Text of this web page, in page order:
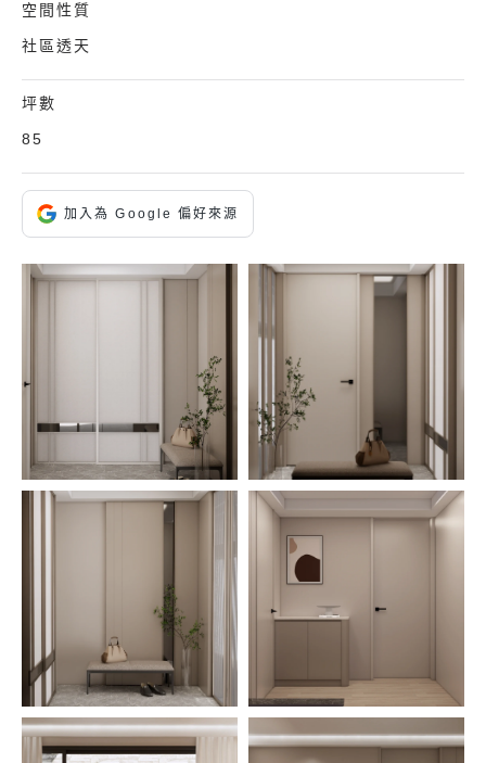
空間性質
社區透天
坪數
85
加入為 Google 偏好來源